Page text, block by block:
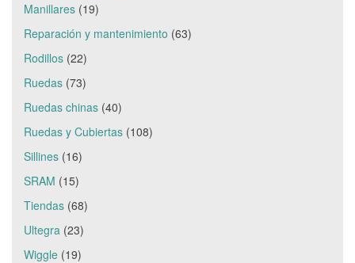
Manillares (19)
Reparación y mantenimiento (63)
Rodillos (22)
Ruedas (73)
Ruedas chinas (40)
Ruedas y Cubiertas (108)
Sillines (16)
SRAM (15)
Tiendas (68)
Ultegra (23)
Wiggle (19)